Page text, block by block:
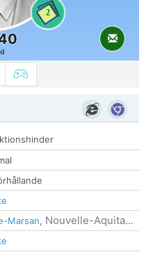
2
Marsan, Nouvelle-Aquita...